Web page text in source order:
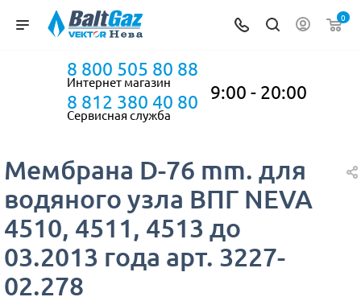
0
8 800 505 80 88
Интернет магазин
8 812 380 40 80
Сервисная служба
9:00 - 20:00
Мембрана D-76 mm. для
водяного узла ВПГ NEVA
4510, 4511, 4513 до
03.2013 года арт. 3227-
02.278